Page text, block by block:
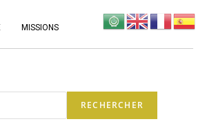
MISSIONS
RECHERCHER